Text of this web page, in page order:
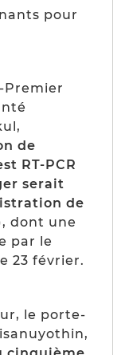
pour
Premier
de
RT-PCR
serait
de
, dont une
par le
23 février.
le porte-